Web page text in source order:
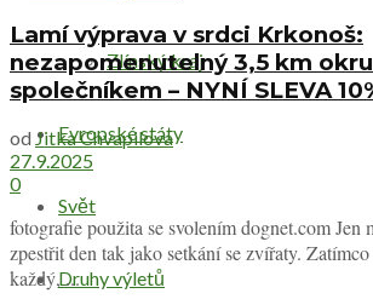
Zlínský kraj
Evropské státy
Svět
Druhy výletů
Lamí výprava v srdci Krkonoš:
nezapomenutelný 3,5 km
společníkem – NYNÍ SLEVA
od Jitka Chvapilova
27.9.2025
0
fotografie použita se svolením dognet.com Jen
zpestřit den tak jako setkání se zvířaty.
každý, ...